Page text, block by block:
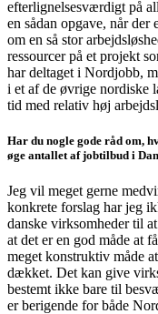
efterlignelsesværdigt på
en sådan opgave, når
om en så stor
ressourcer på et projekt
har deltaget i Nordjobb,
i et af de øvrige nordiske
tid med relativ høj
Har du nogle gode råd om,
øge antallet af jobtilbud i
Jeg vil meget gerne
konkrete forslag har jeg
danske virksomheder til
at det er en god måde at
meget konstruktiv måde
dækket. Det kan give
bestemt ikke bare til
er berigende for både